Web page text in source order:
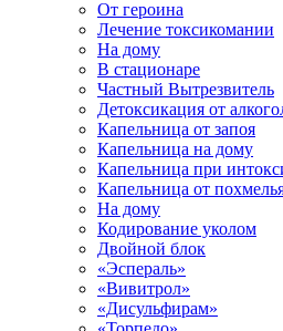
От героина
Лечение токсикомании
На дому
В стационаре
Частный Вытрезвитель
Детоксикация от
Капельница от запоя
Капельница на дому
Капельница при
Капельница от
На дому
Кодирование уколом
Двойной блок
«Эспераль»
«Вивитрол»
«Дисульфирам»